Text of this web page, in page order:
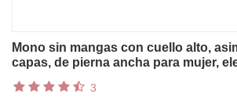
Mono sin mangas con cuello alto,
capas, de pierna ancha para mujer,
3